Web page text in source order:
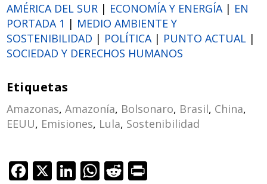
AMÉRICA DEL SUR | ECONOMÍA Y ENERGÍA | EN
PORTADA 1 | MEDIO AMBIENTE Y
SOSTENIBILIDAD | POLÍTICA | PUNTO ACTUAL |
SOCIEDAD Y DERECHOS HUMANOS
Etiquetas
Amazonas,Amazonía, Bolsonaro, Brasil, China,
EEUU, Emisiones, Lula, Sostenibilidad
F X Li W R